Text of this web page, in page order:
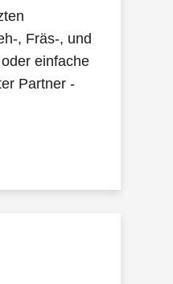
, Fräs-, und
einfache
Partner -